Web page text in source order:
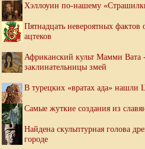
Хэллоуин по-нашему
Пятнадцать невероятных
ацтеков
Африканский культ Мамми Вата
заклинательницы змей
В турецких «вратах ада» нашли
Самые жуткие создания из
Найдена скульптурная голова
городе